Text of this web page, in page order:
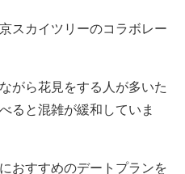
スカイツリーのコラボレー
がら花見をする人が多いた
ると混雑が緩和していま
おすすめのデートプランを